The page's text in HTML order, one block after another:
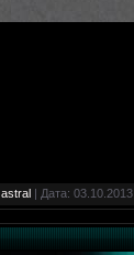
astral | Дата: 03.10.2013